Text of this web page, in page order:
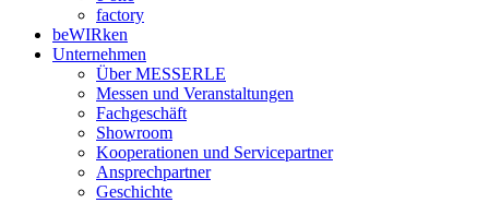
factory
beWIRken
Unternehmen
Über MESSERLE
Messen und Veranstaltungen
Fachgeschäft
Showroom
Kooperationen und Servicepartner
Ansprechpartner
Geschichte